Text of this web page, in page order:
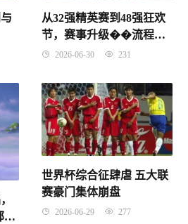
从32强精英赛到48强狂欢
节，赛事升级��流程实
操指南
2026-06-30 231
关
世界杯综合征肆虐 五大联
赛豪门集体崩盘
2026-06-29 277